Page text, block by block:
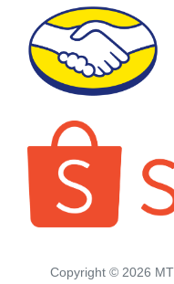
Copyright © 2026